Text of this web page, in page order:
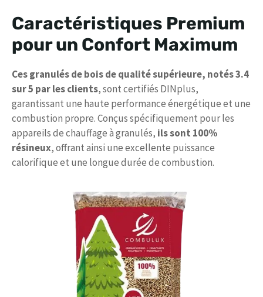
Caractéristiques Premium
pour un Confort Maximum
Ces granulés de bois de qualité supérieure, notés 3.4
sur 5 par les clients, sont certifiés DINplus,
garantissant une haute performance énergétique et une
combustion propre. Conçus spécifiquement pour les
appareils de chauffage à granulés, ils sont 100%
résineux, offrant ainsi une excellente puissance
calorifique et une longue durée de combustion.